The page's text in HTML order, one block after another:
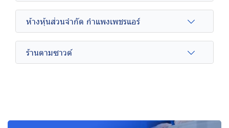
ห้างหุ้นส่วนจำกัด กำแพงเพชรแอร์
ร้านตามซาวด์